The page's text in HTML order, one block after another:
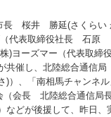
桜井 勝延(さくらい
（代表取締役社長 石
株)ヨーズマー（代表取
共催し、北陸総合通信
)）、「南相馬チャンネ
（会長 北陸総合通信局
どが後援して、昨日、